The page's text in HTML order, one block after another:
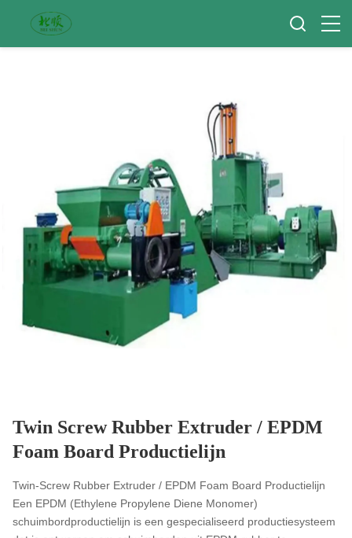
Twin Screw Rubber Extruder / EPDM
Foam Board Productielijn
Twin-Screw Rubber Extruder / EPDM Foam Board Productielijn
Een EPDM (Ethylene Propylene Diene Monomer)
schuimbordproductielijn is een gespecialiseerd productiesysteem